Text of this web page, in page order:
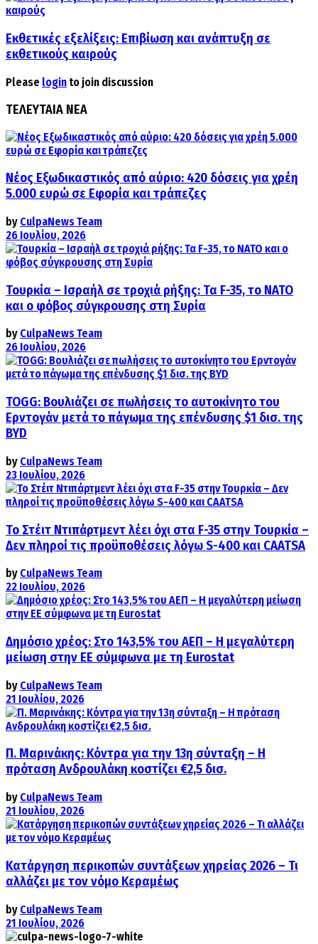
Εκθετικές εξελίξεις: Επιβίωση και ανάπτυξη σε
εκθετικούς καιρούς
Please login to join discussion
ΤΕΛΕΥΤΑΙΑ ΝΕΑ
Νέος Εξωδικαστικός από αύριο: 420 δόσεις για χρέη
5.000 ευρώ σε Εφορία και τράπεζες
by CulpaNews Team
26 Ιουλίου, 2026
Τουρκία – Ισραήλ σε τροχιά ρήξης: Τα F-35, το ΝΑΤΟ
και ο φόβος σύγκρουσης στη Συρία
by CulpaNews Team
26 Ιουλίου, 2026
TOGG: Βουλιάζει σε πωλήσεις το αυτοκίνητο του
Ερντογάν μετά το πάγωμα της επένδυσης $1 δισ. της
BYD
by CulpaNews Team
23 Ιουλίου, 2026
Το Στέιτ Ντιπάρτμεντ λέει όχι στα F-35 στην Τουρκία –
Δεν πληροί τις προϋποθέσεις λόγω S-400 και CAATSA
by CulpaNews Team
22 Ιουλίου, 2026
Δημόσιο χρέος: Στο 143,5% του ΑΕΠ – Η μεγαλύτερη
μείωση στην ΕΕ σύμφωνα με τη Eurostat
by CulpaNews Team
21 Ιουλίου, 2026
Π. Μαρινάκης: Κόντρα για την 13η σύνταξη – Η
πρόταση Ανδρουλάκη κοστίζει €2,5 δισ.
by CulpaNews Team
21 Ιουλίου, 2026
Κατάργηση περικοπών συντάξεων χηρείας 2026 – Τι
αλλάζει με τον νόμο Κεραμέως
by CulpaNews Team
21 Ιουλίου, 2026